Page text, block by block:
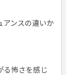
アンスの違いか
る怖さを感じ